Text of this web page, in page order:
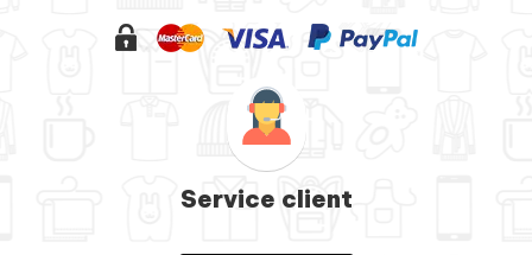
Service client